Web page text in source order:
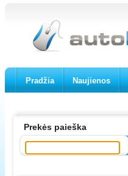
Pradžia Naujienos
Prekės paieška